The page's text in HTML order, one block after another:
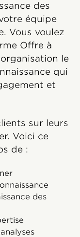
des
équipe
Vous voulez
Offre à
le
qui
et
sur leurs
Voici ce
de :
des